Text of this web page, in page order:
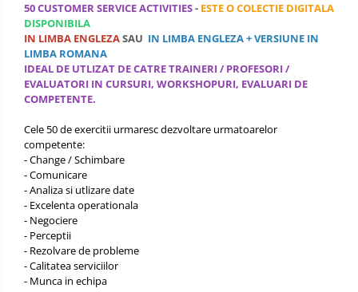
Rezolvarea Conflictelor /
Neintelegerilor / Disputelor
Servicii & Relationarea cu Clientii
Teambuilding
Organizare
50 CUSTOMER SERVICE ACTIVITIES- ESTE O COLECTIE DIGITALA
DISPONIBILA
IN LIMBA ENGLEZASAU IN LIMBA ENGLEZA + VERSIUNE IN
LIMBA ROMANA
IDEAL DE UTLIZAT DE CATRE TRAINERI / PROFESORI /
EVALUATORI IN CURSURI, WORKSHOPURI, EVALUARI DE
COMPETENTE.
Cele 50 de exercitii urmaresc dezvoltare urmatoarelor
competente:
- Change / Schimbare
- Comunicare
- Analiza si utlizare date
- Excelenta operationala
- Negociere
- Perceptii
- Rezolvare de probleme
- Calitatea serviciilor
- Munca in echipa